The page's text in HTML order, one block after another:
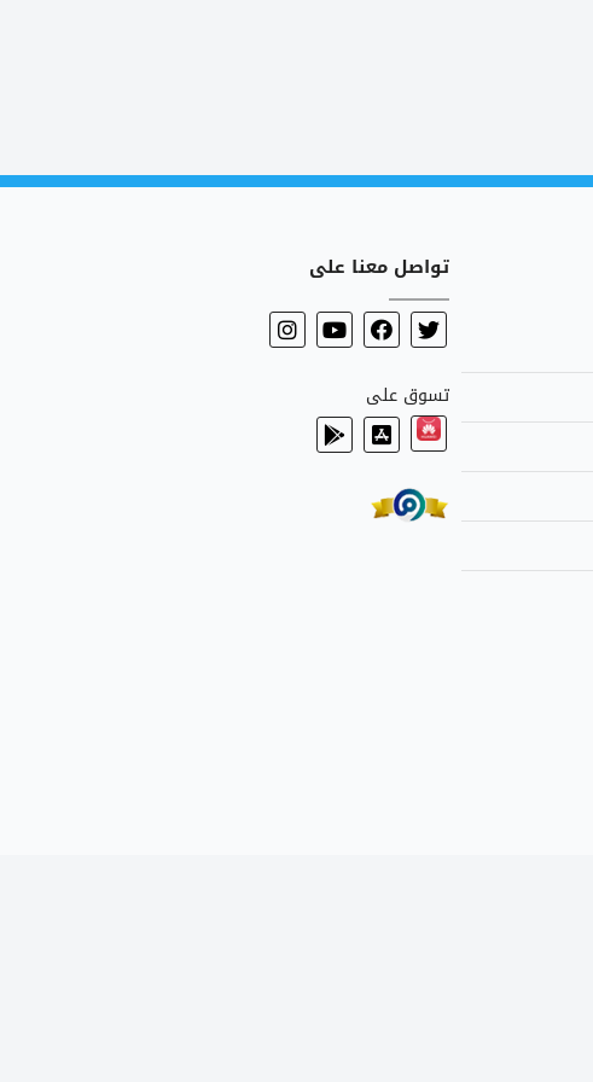
تواصل معنا على
تسوق على